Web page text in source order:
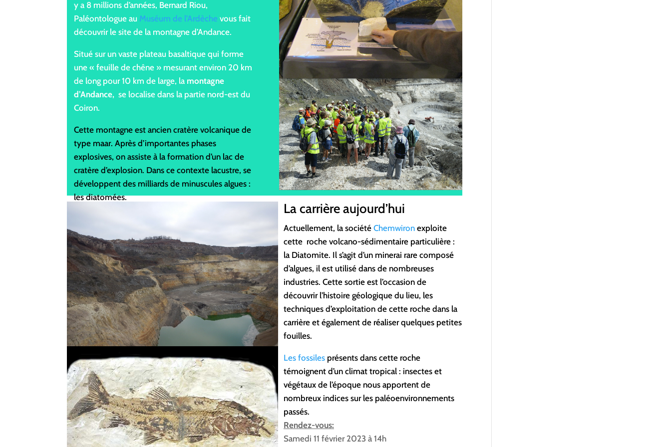
y a 8 millions d’années, Bernard Riou,
Paléontologue au Muséum de l’Ardèche vous fait
découvrir le site de la montagne d’Andance.
Situé sur un vaste plateau basaltique qui forme
une « feuille de chêne » mesurant environ 20 km
de long pour 10 km de large, la montagne
d’Andance, se localise dans la partie nord-est du
Coiron.
Cette montagne est ancien cratère volcanique de
type maar. Après d’importantes phases
explosives, on assiste à la formation d’un lac de
cratère d’explosion. Dans ce contexte lacustre, se
développent des milliards de minuscules algues :
les diatomées.
La carrière aujourd’hui
Actuellement, la société Chemwironexploite
cette roche volcano-sédimentaire particulière :
la Diatomite. Il s’agit d’un minerai rare composé
d’algues, il est utilisé dans de nombreuses
industries. Cette sortie est l’occasion de
découvrir l’histoire géologique du lieu, les
techniques d’exploitation de cette roche dans la
carrière et également de réaliser quelques petites
fouilles.
Les fossilesprésents dans cette roche
témoignent d’un climat tropical : insectes et
végétaux de l’époque nous apportent de
nombreux indices sur les paléoenvironnements
passés.
Rendez-vous:
Samedi 11 février 2023 à 14h